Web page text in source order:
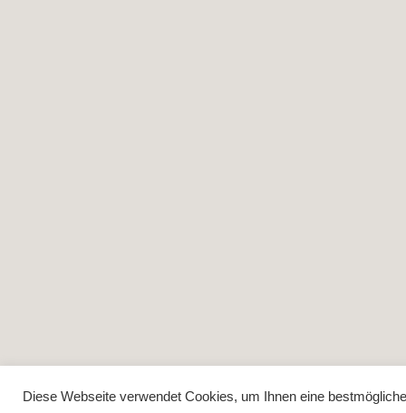
Diese Webseite verwendet Cookies, um Ihnen eine